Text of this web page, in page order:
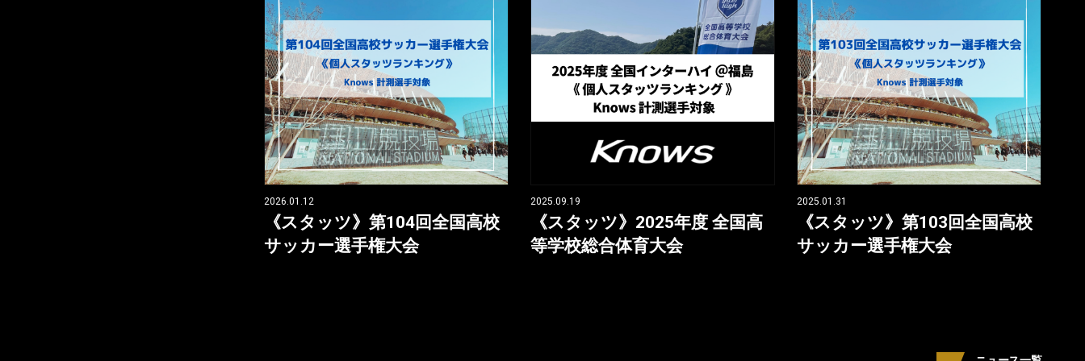
2026.01.12
《スタッツ》第104回全国高校
サッカー選手権大会
2025.09.19
《スタッツ》2025年度 全国高
等学校総合体育大会
2025.01.31
《スタッツ》第103回全国高校
サッカー選手権大会